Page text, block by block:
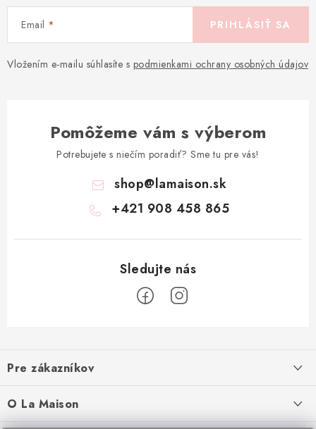
Email
Vložením e-mailu súhlasíte s podmienkami ochrany osobných údajov
PRIHLÁSIŤ SA
Pomôžeme vám s výberom
Potrebujete s niečím poradiť? Sme tu pre vás!
shop@lamaison.sk
+421 908 458 865
p
ä
t
Pre zákazníkov
Doprava a platba
O La Maison